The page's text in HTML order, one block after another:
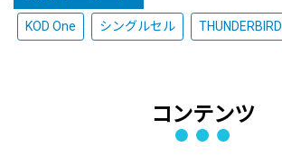
KOD One シングルセル THUNDERBIRD
コンテンツ